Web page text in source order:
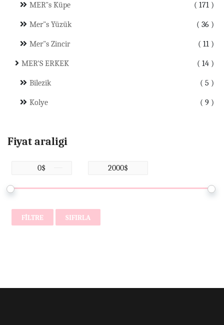
171
MER"s Küpe
36
Mer"s Yüzük
11
Mer"s Zincir
14
MER'S ERKEK
5
Bilezik
9
Kolye
Fiyat araligi
FILTRE SIFIRLA